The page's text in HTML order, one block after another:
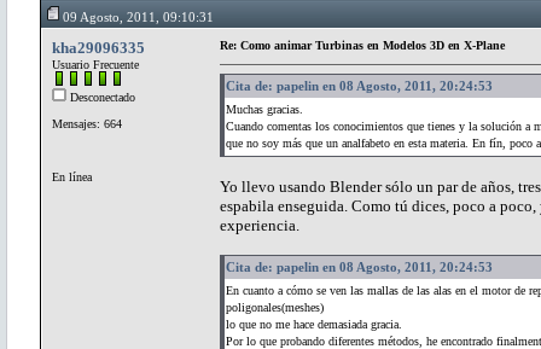
09 Agosto, 2011, 09:10:31
kha29096335
Usuario Frecuente
Desconectado
Mensajes: 664
En línea
Re: Como animar Turbinas en Modelos 3D en X-Plane
Cita de: papelin en 08 Agosto, 2011, 20:24:53
Muchas gracias.
Cuando comentas los conocimientos que tienes y la solución a
que no soy más que un analfabeto en esta materia. En fín, poco
Yo llevo usando Blender sólo un par de años,
espabila enseguida. Como tú dices, poco a
experiencia.
Cita de: papelin en 08 Agosto, 2011, 20:24:53
En cuanto a cómo se ven las mallas de las alas en el motor de
poligonales(meshes)
lo que no me hace demasiada gracia.
Por lo que probando diferentes métodos, he encontrado